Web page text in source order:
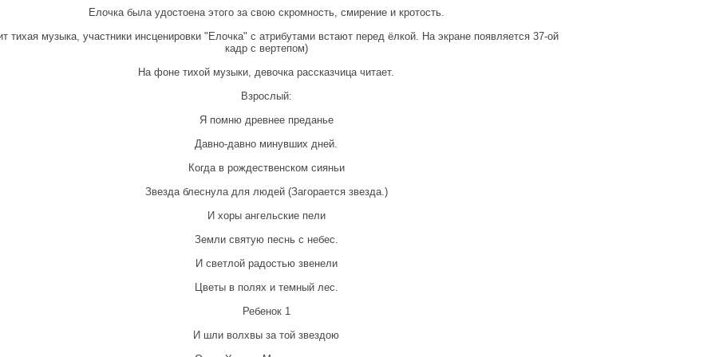
Елочка была удостоена этого за свою скромность, смирение и кротость.
тихая музыка, участники инсценировки "Елочка" с атрибутами встают перед ёлкой. На экране появляется 37-ой
кадр с вертепом)
На фоне тихой музыки, девочка рассказчица читает.
Взрослый:
Я помню древнее преданье
Давно-давно минувших дней.
Когда в рождественском сияньи
Звезда блеснула для людей (Загорается звезда.)
И хоры ангельские пели
Земли святую песнь с небес.
И светлой радостью звенели
Цветы в полях и темный лес.
Ребенок 1
И шли волхвы за той звездою